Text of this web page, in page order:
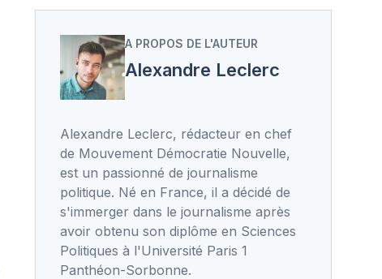
A PROPOS DE L'AUTEUR
Alexandre Leclerc
Alexandre Leclerc, rédacteur en chef
de Mouvement Démocratie Nouvelle,
est un passionné de journalisme
politique. Né en France, il a décidé de
s'immerger dans le journalisme après
avoir obtenu son diplôme en Sciences
Politiques à l'Université Paris 1
Panthéon-Sorbonne.